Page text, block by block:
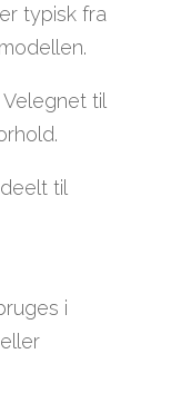
typisk fra
til
til
i